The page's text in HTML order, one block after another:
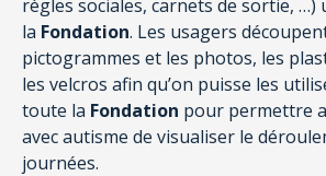
règles sociales, carnets de sortie, …)
la Fondation. Les usagers
pictogrammes et les photos, les
les velcros afin qu’on puisse les
toute la Fondation pour permettre
avec autisme de visualiser le
journées.